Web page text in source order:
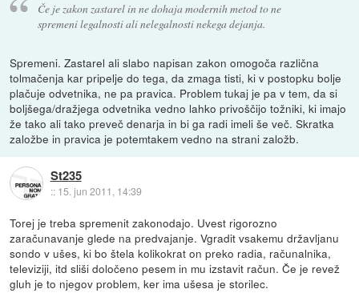
Če je zakon zastarel in ne dohaja modernih metod to ne
spremeni legalnosti ali nelegalnosti nekega dejanja.
Spremeni. Zastarel ali slabo napisan zakon omogoča različna
tolmačenja kar pripelje do tega, da zmaga tisti, ki v postopku bolje
plačuje odvetnika, ne pa pravica. Problem tukaj je pa v tem, da si
boljšega/dražjega odvetnika vedno lahko privoščijo tožniki, ki imajo
že tako ali tako preveč denarja in bi ga radi imeli še več. Skratka
založbe in pravica je potemtakem vedno na strani založb.
St235
:: 15. jun 2011, 14:39
Torej je treba spremenit zakonodajo. Uvest rigorozno
zaračunavanje glede na predvajanje. Vgradit vsakemu državljanu
sondo v ušes, ki bo štela kolikokrat on preko radia, računalnika,
televiziji, itd sliši določeno pesem in mu izstavit račun. Če je revež
gluh je to njegov problem, ker ima ušesa je storilec.